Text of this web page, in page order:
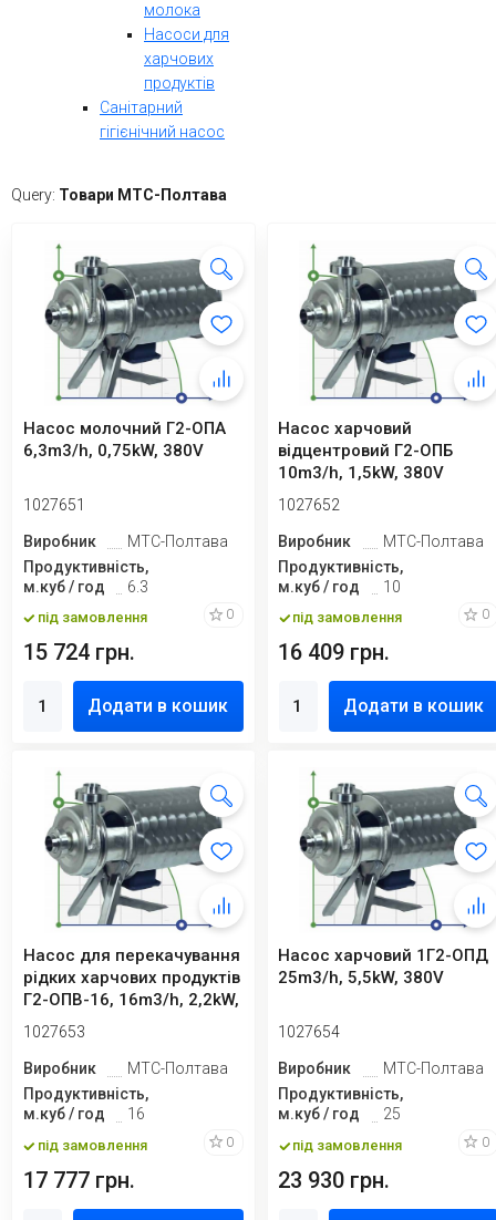
молока
Насоси для
харчових
продуктів
Санітарний
гігієнічний насос
Query: Товари МТС-Полтава
Насос молочний Г2-ОПА
6,3m3/h, 0,75kW, 380V
1027651
Виробник
МТС-Полтава
Продуктивність,
м.куб / год
6.3
під замовлення 0
15 724 грн.
Додати в кошик
Насос харчовий
відцентровий Г2-ОПБ
10m3/h, 1,5kW, 380V
1027652
Виробник
МТС-Полтава
Продуктивність,
м.куб / год
10
під замовлення 0
16 409 грн.
Додати в кошик
Насос для перекачування
рідких харчових продуктів
Г2-ОПВ-16, 16m3/h, 2,2kW,
...
1027653
Виробник
МТС-Полтава
Продуктивність,
м.куб / год
16
під замовлення 0
17 777 грн.
Насос харчовий 1Г2-ОПД
25m3/h, 5,5kW, 380V
1027654
Виробник
МТС-Полтава
Продуктивність,
м.куб / год
25
під замовлення 0
23 930 грн.